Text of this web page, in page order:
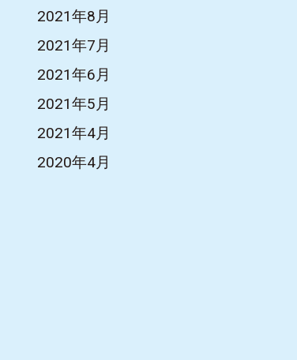
2021年8月
2021年7月
2021年6月
2021年5月
2021年4月
2020年4月